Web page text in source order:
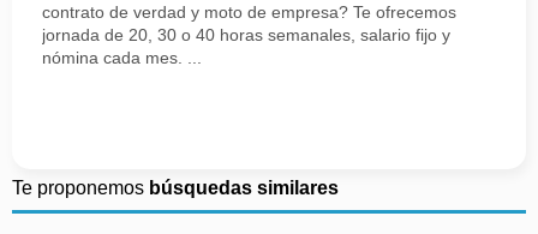
contrato de verdad y moto de empresa? Te ofrecemos
jornada de 20, 30 o 40 horas semanales, salario fijo y
nómina cada mes. ...
Te proponemos búsquedas similares